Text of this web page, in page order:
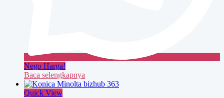
Nego Harga!
Baca selengkapnya
Quick View